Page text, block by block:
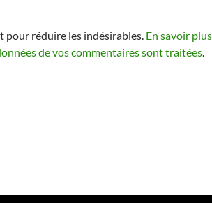
pour réduire les indésirables. En savoir plus
de vos commentaires sont traitées.